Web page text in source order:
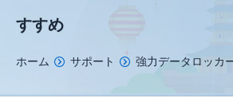
すすめ
You are here:
ホーム サポート 強力データロッカ